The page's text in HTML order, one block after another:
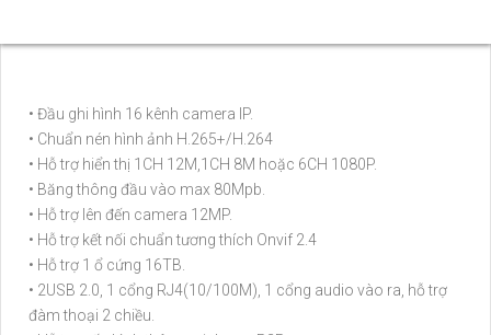
• Đầu ghi hình 16 kênh camera IP.
• Chuẩn nén hình ảnh H.265+/H.264
• Hỗ trợ hiển thị 1CH 12M,1CH 8M hoặc 6CH 1080P.
• Băng thông đầu vào max 80Mpb.
• Hỗ trợ lên đến camera 12MP.
• Hỗ trợ kết nối chuẩn tương thích Onvif 2.4
• Hỗ trợ 1 ổ cứng 16TB.
• 2USB 2.0, 1 cổng RJ4(10/100M), 1 cổng audio vào ra, hỗ trợ
đàm thoại 2 chiều.